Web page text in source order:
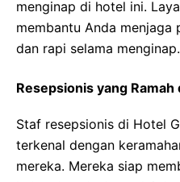
menginap di hotel ini.
membantu Anda
dan rapi selama menginap.
Resepsionis yang Ramah
Staf resepsionis di Hotel
terkenal dengan
mereka. Mereka siap